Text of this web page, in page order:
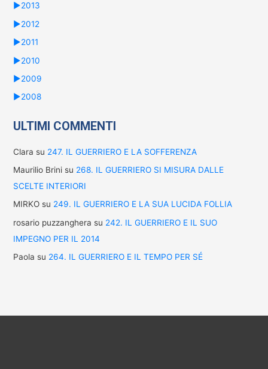
►2013
►2012
►2011
►2010
►2009
►2008
ULTIMI COMMENTI
Clara su 247. IL GUERRIERO E LA SOFFERENZA
Maurilio Brinisu 268. IL GUERRIERO SI MISURA DALLE
SCELTE INTERIORI
MIRKOsu 249. IL GUERRIERO E LA SUA LUCIDA FOLLIA
rosario puzzanghera su 242. IL GUERRIERO E IL SUO
IMPEGNO PER IL 2014
Paola su 264. IL GUERRIERO E IL TEMPO PER SÉ